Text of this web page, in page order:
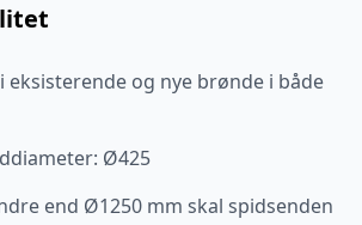
eksisterende og nye brønde i både
Ø425
end Ø1250 mm skal spidsenden